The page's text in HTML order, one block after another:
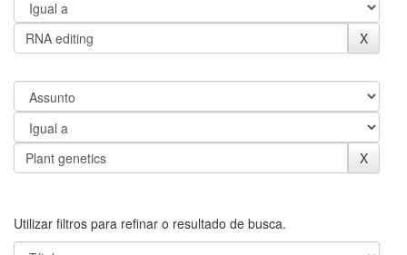
Utilizar filtros para refinar o resultado de busca.